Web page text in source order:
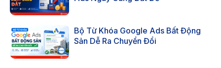
Bộ Từ Khóa Google Ads Bất Động
Sản Dễ Ra Chuyển Đổi